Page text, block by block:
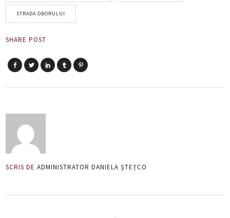
STRADA OBORULUI
SHARE POST
SCRIS DE ADMINISTRATOR DANIELA ȘTEȚCO